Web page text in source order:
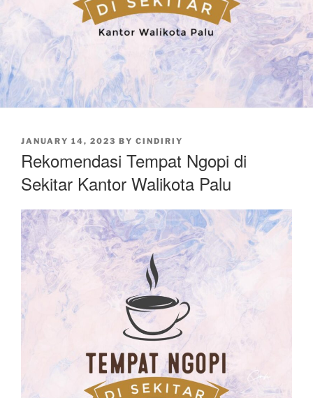
POSTED
JANUARY 14, 2023 BY CINDIRIY
Rekomendasi Tempat Ngopi di
Sekitar Kantor Walikota Palu